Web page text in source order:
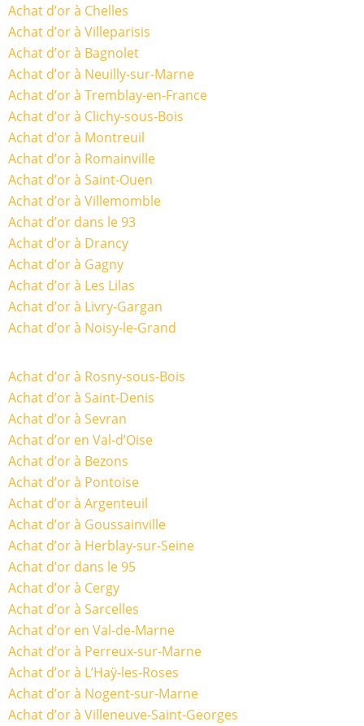
Achat d’or à Chelles
Achat d’or à Villeparisis
Achat d’or à Bagnolet
Achat d’or à Neuilly-sur-Marne
Achat d’or à Tremblay-en-France
Achat d’or à Clichy-sous-Bois
Achat d’or à Montreuil
Achat d’or à Romainville
Achat d’or à Saint-Ouen
Achat d’or à Villemomble
Achat d’or dans le 93
Achat d’or à Drancy
Achat d’or à Gagny
Achat d’or à Les Lilas
Achat d’or à Livry-Gargan
Achat d’or à Noisy-le-Grand
Achat d’or à Rosny-sous-Bois
Achat d’or à Saint-Denis
Achat d’or à Sevran
Achat d’or en Val-d’Oise
Achat d’or à Bezons
Achat d’or à Pontoise
Achat d’or à Argenteuil
Achat d’or à Goussainville
Achat d’or à Herblay-sur-Seine
Achat d’or dans le 95
Achat d’or à Cergy
Achat d’or à Sarcelles
Achat d’or en Val-de-Marne
Achat d’or à Perreux-sur-Marne
Achat d’or à L’Haÿ-les-Roses
Achat d’or à Nogent-sur-Marne
Achat d’or à Villeneuve-Saint-Georges